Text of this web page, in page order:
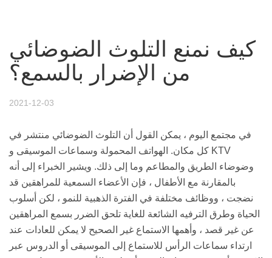
كيف نمنع التلوث الضوضائي
من الإضرار بالسمع؟
2021-12-03
في مجتمع اليوم ، يمكن القول أن التلوث الضوضائي منتشر في
كل مكان. الهواتف المحمولة وسماعات الموسيقى و KTV
وضوضاء الطريق والمطاعم وما إلى ذلك. ويشير الخبراء إلى أنه
بالمقارنة مع الأطفال ، فإن الأعضاء السمعية للمراهقين قد
نضجت ، ووظائف مختلفة في الفترة الذهبية للنمو ، لكن أسلوب
الحياة وطرق الترفيه الشائعة للغاية تلحق الضرر بسمع المراهقين
عن غير قصد ، وأهمها الاستماع غير الصحيح لا يمكن للعادات عند
ارتداء سماعات الرأس للاستماع إلى الموسيقى أو الدروس عبر